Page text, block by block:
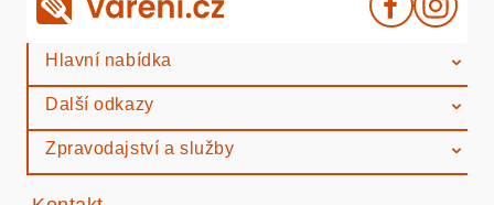
Hlavní nabídka
Další odkazy
Zpravodajství a služby